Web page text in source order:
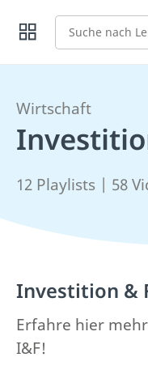
Suche
Wirtschaft
12 Playlists | 58
Investition &
Erfahre hier
I&F!